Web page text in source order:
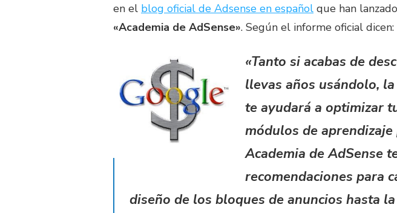
en el blog oficial de Adsense en español que han
«Academia de AdSense». Según el informe oficial dicen:
«Tanto si acabas de
llevas años usándolo,
te ayudará a optimizar
módulos de aprendizaje
Academia de AdSense
recomendaciones para
diseño de los bloques de anuncios hasta